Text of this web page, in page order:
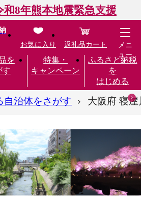
和8年熊本地震緊急支援
を
す
特集・
キャンペーン
ふるさと納税
を
はじめる
お気に入り 返礼品カート
メニ
ュー
自治体をさがす 大阪府 寝屋